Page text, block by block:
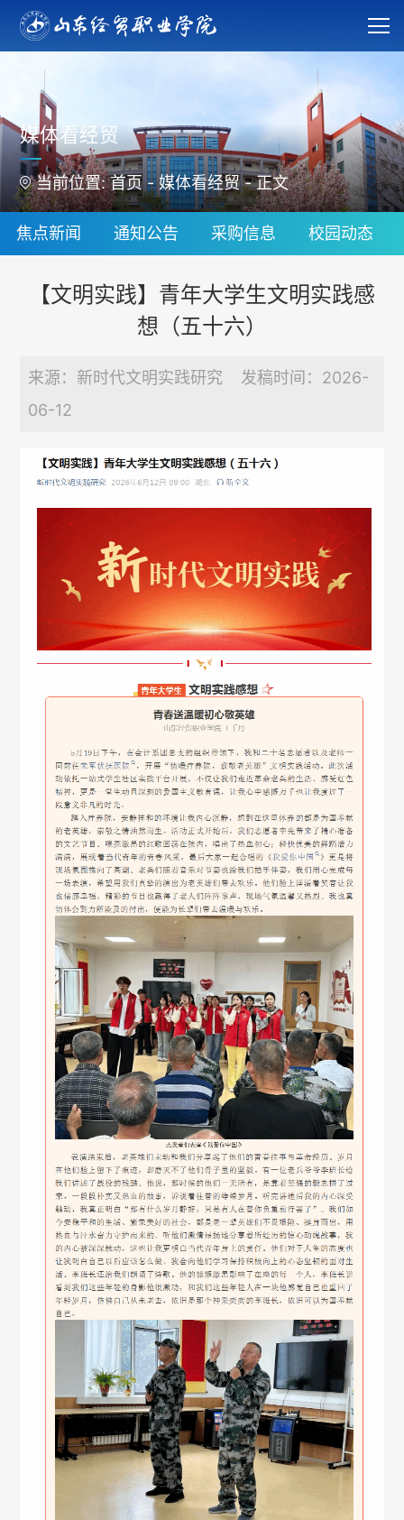
媒体看经贸
当前位置:首页-媒体看经贸-正文
焦点新闻 通知公告 采购信息 校园动态
【文明实践】青年大学生文明实践感
想（五十六）
来源：新时代文明实践研究 发稿时间：2026-
06-12